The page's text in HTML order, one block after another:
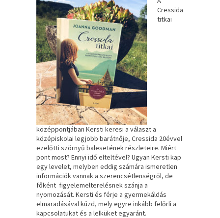
Cressida
titkai
középpontjában Kersti keresi a választ a
középiskolai legjobb barátnője, Cressida 20évvel
ezelőtti szörnyű balesetének részleteire. Miért
pont most? Ennyi idő elteltével? Ugyan Kersti kap
egy levelet, melyben eddig számára ismeretlen
információk vannak a szerencsétlenségről, de
főként figyelemelterelésnek szánja a
nyomozását. Kersti és férje a gyermekáldás
elmaradásával küzd, mely egyre inkább felőrli a
kapcsolatukat és a lelküket egyaránt.